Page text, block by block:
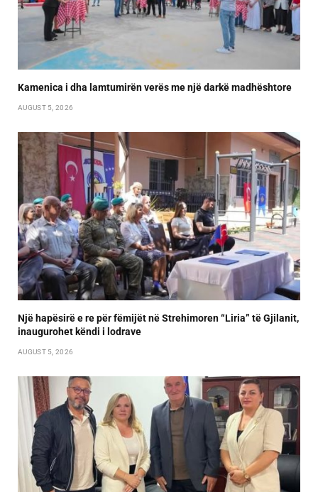
Kamenica i dha lamtumirën verës me një darkë madhështore
AUGUST 5, 2026
Një hapësirë e re për fëmijët në Strehimoren “Liria” të Gjilanit,
inaugurohet këndi i lodrave
AUGUST 5, 2026